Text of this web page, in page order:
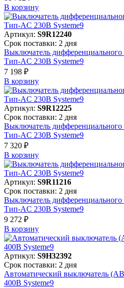
В корзинy
Артикул: S9R12240
Срок поставки: 2 дня
Выключатель
Тип-AC 230В Systeme9
7 198 ₽
В корзинy
Артикул: S9R12225
Срок поставки: 2 дня
Выключатель
Тип-AC 230В Systeme9
7 320 ₽
В корзинy
Артикул: S9R11216
Срок поставки: 2 дня
Выключатель
Тип-AC 230В Systeme9
9 272 ₽
В корзинy
Артикул: S9H32392
Срок поставки: 2 дня
Автоматический выключатель
400В Systeme9